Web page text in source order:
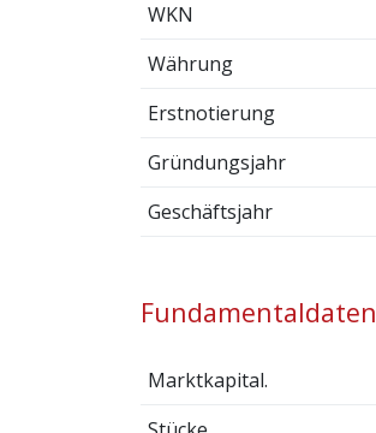
WKN
Währung
Erstnotierung
Gründungsjahr
Geschäftsjahr
Fundamentaldaten
Marktkapital.